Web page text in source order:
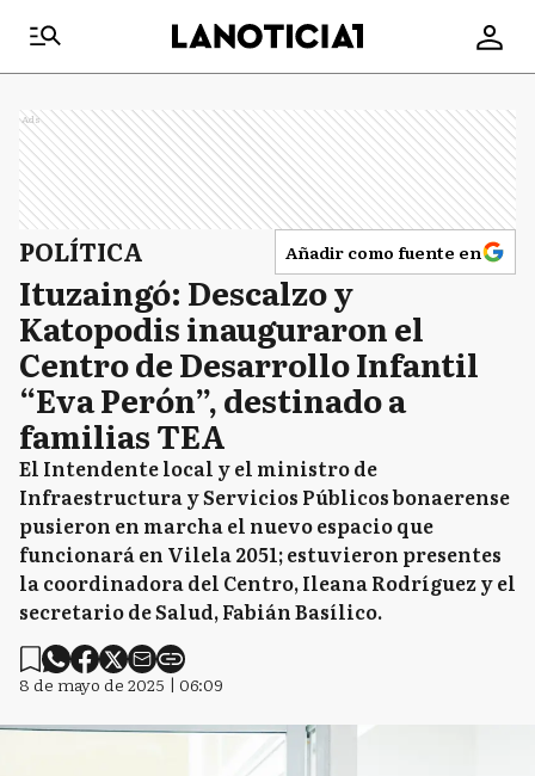
Ads
POLÍTICA Añadir como fuente en
Ituzaingó: Descalzo y
Katopodis inauguraron el
Centro de Desarrollo Infantil
“Eva Perón”, destinado a
familias TEA
El Intendente local y el ministro de
Infraestructura y Servicios Públicos bonaerense
pusieron en marcha el nuevo espacio que
funcionará en Vilela 2051; estuvieron presentes
la coordinadora del Centro, Ileana Rodríguez y el
secretario de Salud, Fabián Basílico.
8 de mayo de 2025 | 06:09